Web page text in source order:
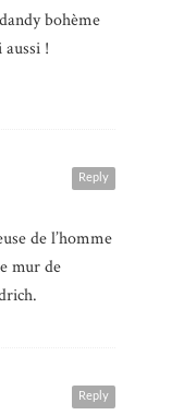
bohème
!
Reply
de l’homme
mur de
Reply